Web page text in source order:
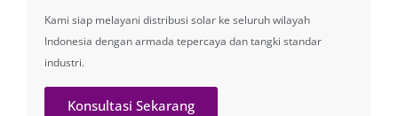
Kami siap melayani distribusi solar ke seluruh wilayah
Indonesia dengan armada tepercaya dan tangki standar
industri.
Konsultasi Sekarang